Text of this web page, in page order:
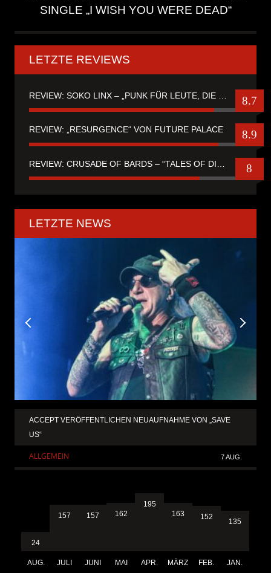
SINGLE „I WISH YOU WERE DEAD“
LETZTE REVIEWS
8.7
REVIEW: „RESURGENCE“ VON FUTURE PALACE 8.9
8
LETZTE NEWS
ACCEPT VERÖFFENTLICHEN NEUAUFNAHME VON „SAVE
US“
ALLGEMEIN 7 AUG.
24
AUG.
157
JULI
157
JUNI
162
MAI
195
APR.
163
MÄRZ
152
FEB.
135
JAN.